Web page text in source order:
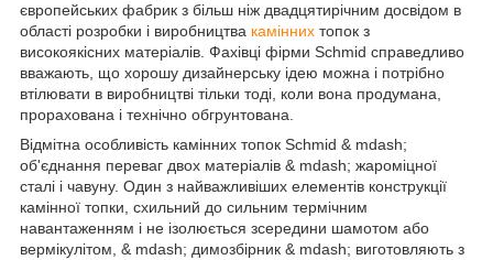
європейських фабрик з більш ніж двадцятирічним досвідом в
області розробки і виробництва камінних топок з
високоякісних матеріалів. Фахівці фірми Schmid справедливо
вважають, що хорошу дизайнерську ідею можна і потрібно
втілювати в виробництві тільки тоді, коли вона продумана,
прорахована і технічно обгрунтована.
Відмітна особливість камінних топок Schmid & mdash;
об'єднання переваг двох матеріалів & mdash; жароміцної
сталі і чавуну. Один з найважливіших елементів конструкції
камінної топки, схильний до сильним термічним
навантаженням і не ізолюється зсередини шамотом або
вермікулітом, & mdash; димозбірник & mdash; виготовляють з